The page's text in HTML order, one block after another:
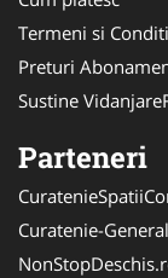
Termeni si
Preturi
Sustine
Parteneri
Curatenie-